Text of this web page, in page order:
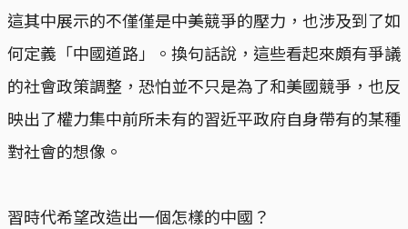
這其中展示的不僅僅是中美競爭的壓力，也涉及到了如
何定義「中國道路」。換句話說，這些看起來頗有爭議
的社會政策調整，恐怕並不只是為了和美國競爭，也反
映出了權力集中前所未有的習近平政府自身帶有的某種
對社會的想像。
習時代希望改造出一個怎樣的中國？